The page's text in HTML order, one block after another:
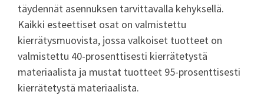
täydennät asennuksen tarvittavalla kehyksellä.
Kaikki esteettiset osat on valmistettu
kierrätysmuovista, jossa valkoiset tuotteet on
valmistettu 40-prosenttisesti kierrätetystä
materiaalista ja mustat tuotteet 95-prosenttisesti
kierrätetystä materiaalista.